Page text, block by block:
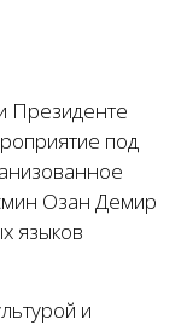
Президенте
под
Озан Демир
языков
и